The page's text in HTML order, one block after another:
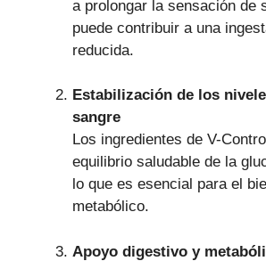
a prolongar la sensación de
puede contribuir a una
reducida.
Estabilización de los
sangre
Los ingredientes de V-
equilibrio saludable de la
lo que es esencial para el
metabólico.
Apoyo digestivo y